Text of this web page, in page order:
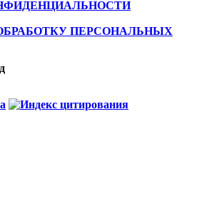
ПЕРСОНАЛЬНЫХ